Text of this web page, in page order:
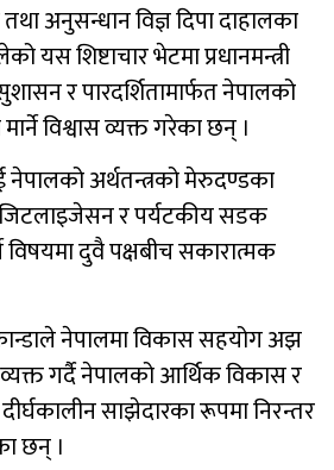
तथा अनुसन्धान विज्ञ दिपा दाहालका
यस शिष्टाचार भेटमा प्रधानमन्त्री
र पारदर्शितामार्फत नेपालको
विश्वास व्यक्त गरेका छन् ।
नेपालको अर्थतन्त्रको मेरुदण्डका
र पर्यटकीय सडक
विषयमा दुवै पक्षबीच सकारात्मक
नेपालमा विकास सहयोग अझ
व्यक्त गर्दै नेपालको आर्थिक विकास र
साझेदारका रूपमा निरन्तर
छन् ।